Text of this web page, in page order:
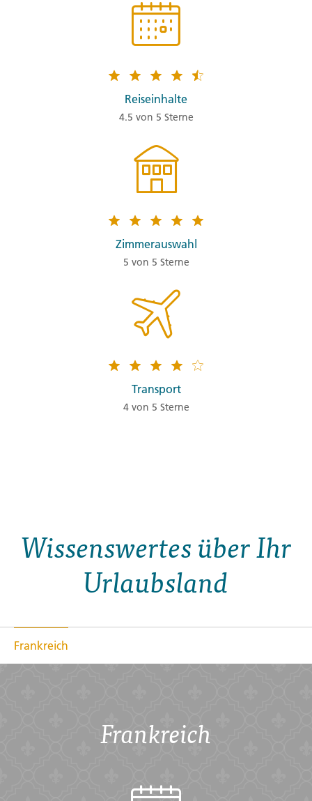
Reiseinhalte
4.5 von 5 Sterne
Zimmerauswahl
5 von 5 Sterne
Transport
4 von 5 Sterne
Wissenswertes über Ihr
Urlaubsland
Frankreich
Frankreich